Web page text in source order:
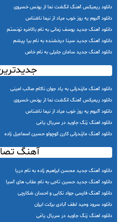
دانلود ریمیکس آهنگ انگشت نما از یونس خسروی
دانلود آلبوم یه روز خوب میاد از نیما ناشناس
دانلود آهنگ جدید یوسف زمانی به نام بالاخره تونستم
دانلود آهنگ جدید سینا درخشنده به نام بیا پیشم
دانلود آهنگ جدید سامان جلیلی به نام خاص
دانلود آهنگ مازندرانی به یاد جوان ناکام صائب امینی
دانلود ریمیکس آهنگ انگشت نما از یونس خسروی
دانلود آلبوم یه روز خوب میاد از نیما ناشناس
دانلود اهنگ زنگ جاوید در سریال یاغی
دانلود آهنگ مازندرانی کارن کوچولو حسین اسماعیل زاده
آهنگ
دانلود آهنگ جدید محسن ابراهیم زاده به نام دریا
دانلود آهنگ جدید حسین تاجی به نام عقاب های آسیا
دانلود آهنگ فارسی جواد نکایی و احسان شکارچی
دانلود سرود وحید لطف آبادی برکت ایران
دانلود اهنگ زنگ جاوید در سریال یاغی